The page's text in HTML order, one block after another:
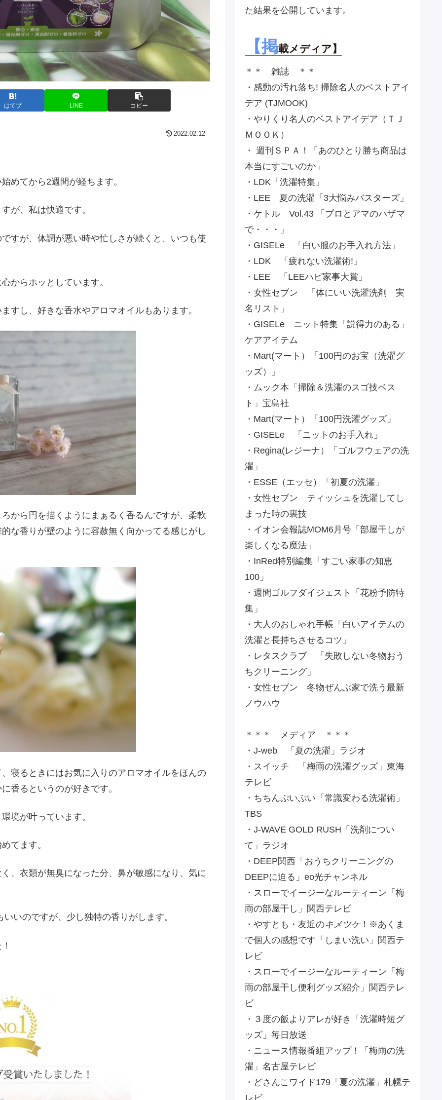
はてブ LINE コピー
2022.02.12
めてから2週間が経ちます。
が、私は快適です。
すが、体調が悪い時や忙しさが続くと、いつも使
からホッとしています。
すし、好きな香水やアロマオイルもあります。
から円を描くようにまぁるく香るんですが、柔軟
な香りが壁のように容赦無く向かってる感じがし
寝るときにはお気に入りのアロマオイルをほんの
香るというのが好きです。
境が叶っています。
てます。
、衣類が無臭になった分、鼻が敏感になり、気に
いのですが、少し独特の香りがします。
た結果を公開しています。
【掲載メディア】
＊＊ 雑誌 ＊＊
・感動の汚れ落ち! 掃除名人のベストアイ
デア (TJMOOK)
・やりくり名人のベストアイデア（ＴＪ
ＭＯＯＫ）
・ 週刊ＳＰＡ！「あのひとり勝ち商品は
本当にすごいのか」
・LDK「洗濯特集」
・LEE 夏の洗濯「3大悩みバスターズ」
・ケトル Vol.43 「プロとアマのハザマ
で・・・」
・GISELe 「白い服のお手入れ方法」
・LDK 「疲れない洗濯術!」
・LEE 「LEEハピ家事大賞」
・女性セブン 「体にいい洗濯洗剤 実
名リスト」
・GISELe ニット特集「説得力のある」
ケアアイテム
・Mart(マート）「100円のお宝（洗濯グ
ッズ）」
・ムック本「掃除＆洗濯のスゴ技ベス
ト」宝島社
・Mart(マート）「100円洗濯グッズ」
・GISELe 「ニットのお手入れ」
・Regina(レジーナ）「ゴルフウェアの洗
濯」
・ESSE（エッセ）「初夏の洗濯」
・女性セブン ティッシュを洗濯してし
まった時の裏技
・イオン会報誌MOM6月号「部屋干しが
楽しくなる魔法」
・InRed特別編集「すごい家事の知恵
100」
・週間ゴルフダイジェスト「花粉予防特
集」
・大人のおしゃれ手帳「白いアイテムの
洗濯と長持ちさせるコツ」
・レタスクラブ 「失敗しない冬物おう
ちクリーニング」
・女性セブン 冬物ぜんぶ家で洗う最新
ノウハウ
＊＊＊ メディア ＊＊＊
・J-web 「夏の洗濯」ラジオ
・スイッチ 「梅雨の洗濯グッズ」東海
テレビ
・ちちんぷいぷい「常識変わる洗濯術」
TBS
・J-WAVE GOLD RUSH「洗剤につい
て」ラジオ
・DEEP関西「おうちクリーニングの
DEEPに迫る」eo光チャンネル
・スローでイージーなルーティーン「梅
雨の部屋干し」関西テレビ
・やすとも・友近のキメツケ！※あくま
で個人の感想です「しまい洗い」関西テ
レビ
・スローでイージーなルーティーン「梅
雨の部屋干し便利グッズ紹介」関西テレ
ビ
・３度の飯よりアレが好き「洗濯時短グ
ッズ」毎日放送
・ニュース情報番組アップ！「梅雨の洗
濯」名古屋テレビ
・どさんこワイド179「夏の洗濯」札幌テ
レビ